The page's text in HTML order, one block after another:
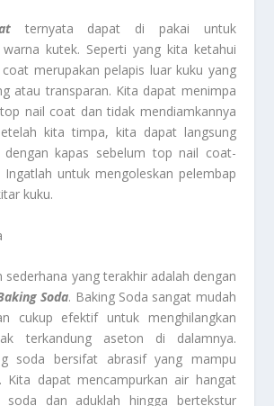
ternyata dapat di pakai untuk
warna kutek. Seperti yang kita ketahui
merupakan pelapis luar kuku yang
atau transparan. Kita dapat menimpa
nail coat dan tidak mendiamkannya
kita timpa, kita dapat langsung
dengan kapas sebelum top nail coat-
Ingatlah untuk mengoleskan pelembap
kuku.
sederhana yang terakhir adalah dengan
Soda. Baking Soda sangat mudah
cukup efektif untuk menghilangkan
terkandung aseton di dalamnya.
soda bersifat abrasif yang mampu
Kita dapat mencampurkan air hangat
soda dan aduklah hingga bertekstur